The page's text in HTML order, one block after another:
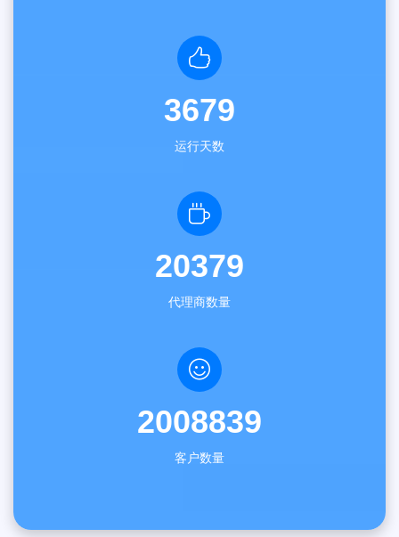
3679
运行天数
20379
代理商数量
2008839
客户数量